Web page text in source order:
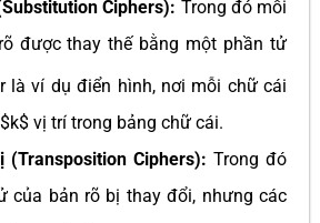
Ciphers): Trong đó mỗi
được thay thế bằng một phần tử
là ví dụ điển hình, nơi mỗi chữ cái
vị trí trong bảng chữ cái.
(Transposition Ciphers): Trong đó
của bản rõ bị thay đổi, nhưng các